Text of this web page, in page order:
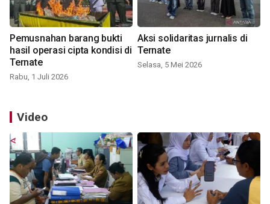
Pemusnahan barang bukti
hasil operasi cipta kondisi di
Ternate
Rabu, 1 Juli 2026
Aksi solidaritas jurnalis di
Ternate
Selasa, 5 Mei 2026
Video